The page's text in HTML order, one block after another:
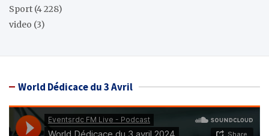
Sport (4 228)
video (3)
World Dédicace du 3 Avril